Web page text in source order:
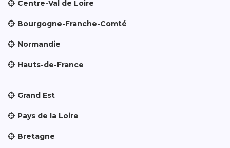
Centre-Val de Loire
Bourgogne-Franche-Comté
Normandie
Hauts-de-France
Grand Est
Pays de la Loire
Bretagne